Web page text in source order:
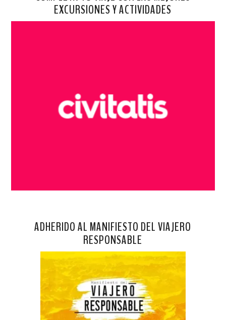
EXCURSIONES Y ACTIVIDADES
ADHERIDO AL MANIFIESTO DEL VIAJERO
RESPONSABLE